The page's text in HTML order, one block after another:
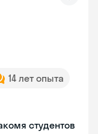
14 лет опыта
студентов